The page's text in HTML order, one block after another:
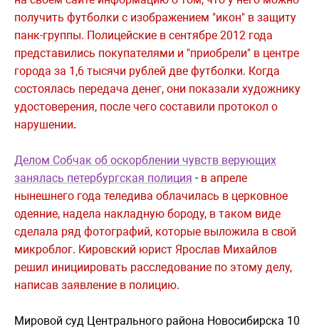
получить футболки с изображением "икон" в защиту
панк-группы. Полицейские в сентябре 2012 года
представились покупателями и "приобрели" в центре
города за 1,6 тысячи рублей две футболки. Когда
состоялась передача денег, они показали художнику
удостоверения, после чего составили протокол о
нарушении.
Делом Собчак об оскорблении чувств верующих
занялась петербургская полиция - в апреле
нынешнего года теледива облачилась в церковное
одеяние, надела накладную бороду, в таком виде
сделала ряд фотографий, которые выложила в свой
микроблог. Кировский юрист Ярослав Михайлов
решил инициировать расследование по этому делу,
написав заявление в полицию.
Мировой суд Центрального района Новосибирска 10